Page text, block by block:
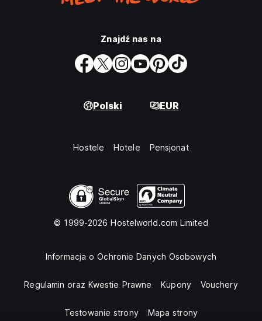
Znajdź nas na
Polski EUR
Hostele Hotele Pensjonat
© 1999-2026 Hostelworld.com Limited
Informacja o Ochronie Danych Osobowych
Regulamin oraz Kwestie Prawne Kupony Vouchery
Testowanie strony Mapa strony